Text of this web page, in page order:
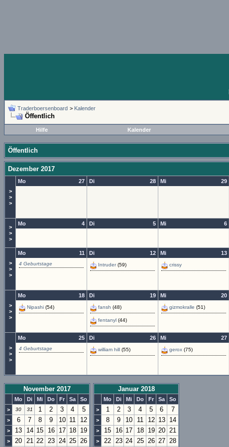
Traderboersenboard > Kalender
Öffentlich
Hilfe Kalender
Öffentlich
Dezember 2017
>
>
>
27
Mo 28
Di 29
Mi
>
>
>
4
Mo 5
Di 6
Mi
>
>
>
11
Mo
4 Geburtstage
12
Di
Intruder(59)
13
Mi
crissy
>
>
>
18
Mo
Nipashi (54)
19
Di
fansh (48)
fentanyl (44)
20
Mi
gizmokralle (51)
>
>
>
25
Mo
4 Geburtstage
26
Di
william hill (55)
27
Mi
gerox (75)
November 2017
Mo Di Mi Do Fr Sa
So
>
30 31 1 2 3 4 5
> 6 7 8 9 10 11 12
> 13 14 15 16 17 18 19
> 20 21 22 23 24 25 26
Januar 2018
Mo Di Mi Do Fr Sa
So
>
1 2 3 4 5 6 7
> 8 9 10 11 12 13 14
> 15 16 17 18 19 20 21
> 22 23 24 25 26 27 28